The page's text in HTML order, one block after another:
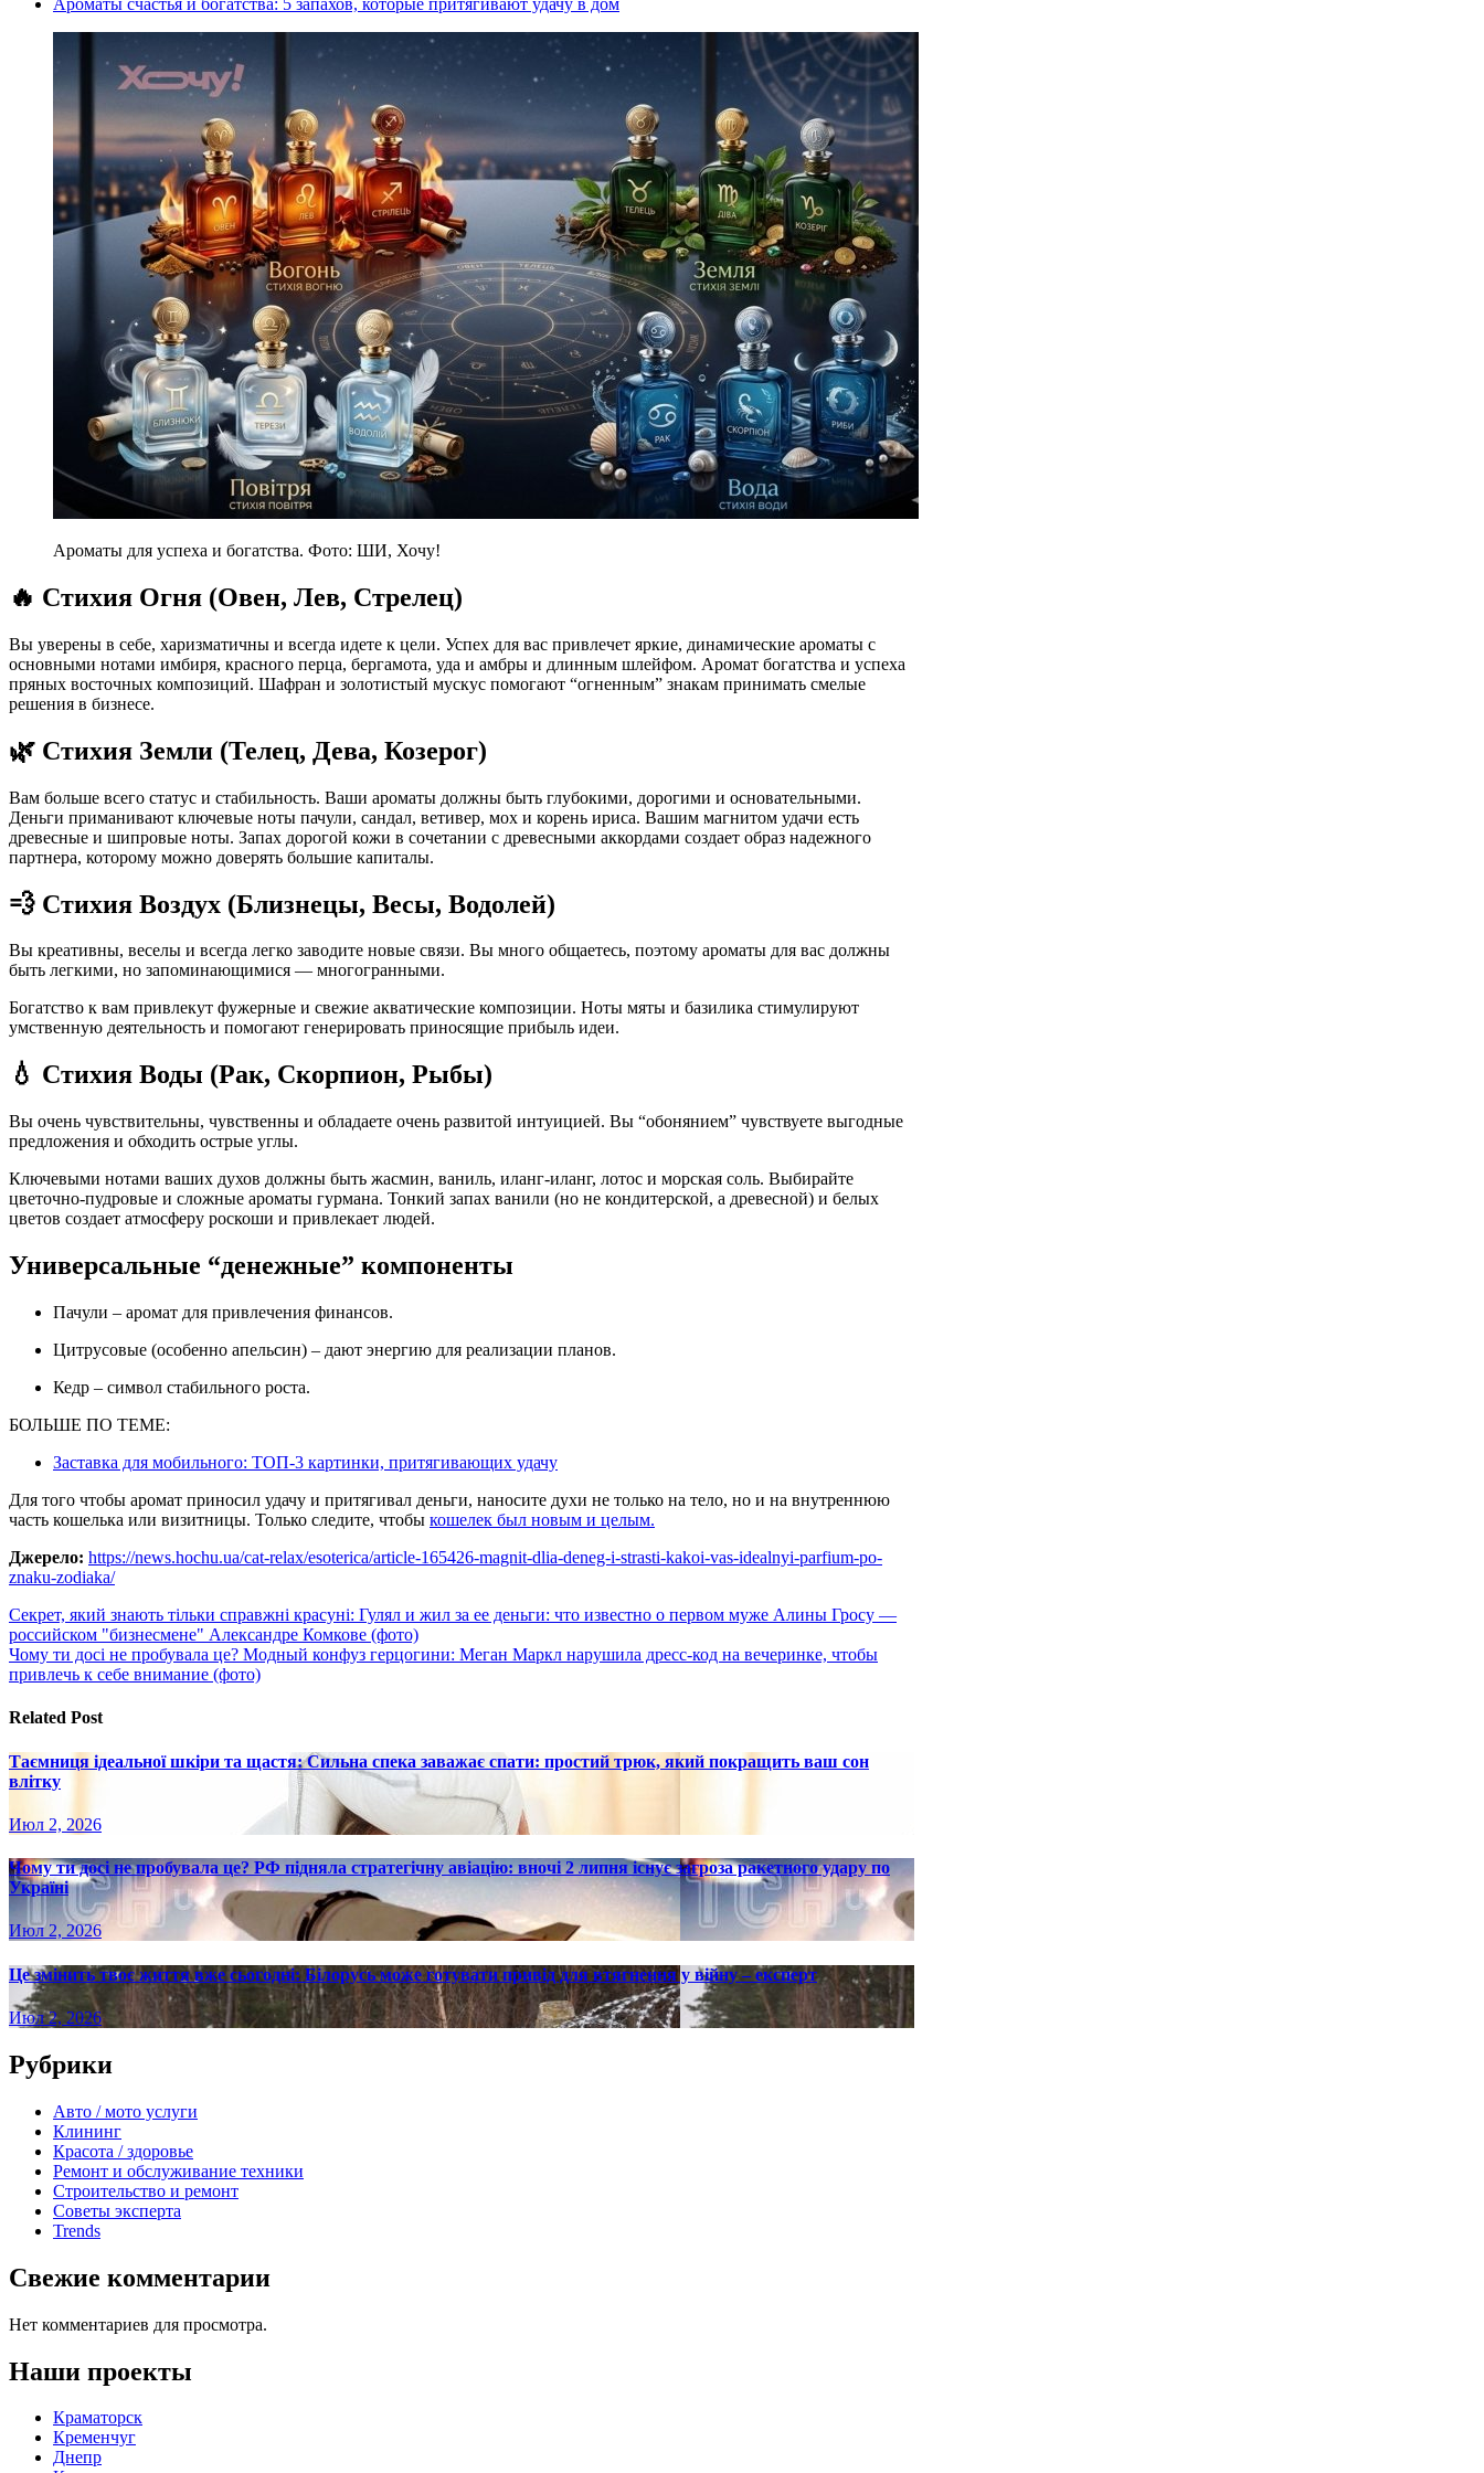
Ароматы счастья и богатства: 5 запахов, которые притягивают удачу в дом
Ароматы для успеха и богатства. Фото: ШИ, Хочу!
🔥 Стихия Огня (Овен, Лев, Стрелец)
Вы уверены в себе, харизматичны и всегда идете к цели. Успех для вас привлечет яркие, динамические ароматы с
основными нотами имбиря, красного перца, бергамота, уда и амбры и длинным шлейфом. Аромат богатства и успеха
пряных восточных композиций. Шафран и золотистый мускус помогают “огненным” знакам принимать смелые
решения в бизнесе.
🌿 Стихия Земли (Телец, Дева, Козерог)
Вам больше всего статус и стабильность. Ваши ароматы должны быть глубокими, дорогими и основательными.
Деньги приманивают ключевые ноты пачули, сандал, ветивер, мох и корень ириса. Вашим магнитом удачи есть
древесные и шипровые ноты. Запах дорогой кожи в сочетании с древесными аккордами создает образ надежного
партнера, которому можно доверять большие капиталы.
💨 Стихия Воздух (Близнецы, Весы, Водолей)
Вы креативны, веселы и всегда легко заводите новые связи. Вы много общаетесь, поэтому ароматы для вас должны
быть легкими, но запоминающимися — многогранными.
Богатство к вам привлекут фужерные и свежие акватические композиции. Ноты мяты и базилика стимулируют
умственную деятельность и помогают генерировать приносящие прибыль идеи.
💧 Стихия Воды (Рак, Скорпион, Рыбы)
Вы очень чувствительны, чувственны и обладаете очень развитой интуицией. Вы “обонянием” чувствуете выгодные
предложения и обходить острые углы.
Ключевыми нотами ваших духов должны быть жасмин, ваниль, иланг-иланг, лотос и морская соль. Выбирайте
цветочно-пудровые и сложные ароматы гурмана. Тонкий запах ванили (но не кондитерской, а древесной) и белых
цветов создает атмосферу роскоши и привлекает людей.
Универсальные “денежные” компоненты
Пачули – аромат для привлечения финансов.
Цитрусовые (особенно апельсин) – дают энергию для реализации планов.
Кедр – символ стабильного роста.
БОЛЬШЕ ПО ТЕМЕ:
Заставка для мобильного: ТОП-3 картинки, притягивающих удачу
Для того чтобы аромат приносил удачу и притягивал деньги, наносите духи не только на тело, но и на внутреннюю
часть кошелька или визитницы. Только следите, чтобы кошелек был новым и целым.
Джерело: https://news.hochu.ua/cat-relax/esoterica/article-165426-magnit-dlia-deneg-i-strasti-kakoi-vas-idealnyi-parfium-po-
znaku-zodiaka/
Навигация
по
записям
Секрет, який знають тільки справжні красуні: Гулял и жил за ее деньги: что известно о первом муже Алины Гросу —
российском "бизнесмене" Александре Комкове (фото)
Чому ти досі не пробувала це? Модный конфуз герцогини: Меган Маркл нарушила дресс-код на вечеринке, чтобы
привлечь к себе внимание (фото)
Related Post
Таємниця ідеальної шкіри та щастя: Сильна спека заважає спати: простий трюк, який покращить ваш сон
влітку
Июл 2, 2026
Чому ти досі не пробувала це? РФ підняла стратегічну авіацію: вночі 2 липня існує загроза ракетного удару по
Україні
Июл 2, 2026
Це змінить твоє життя вже сьогодні: Білорусь може готувати привід для втягнення у війну – експерт
Июл 2, 2026
Рубрики
Авто / мото услуги
Клининг
Красота / здоровье
Ремонт и обслуживание техники
Строительство и ремонт
Советы эксперта
Trends
Свежие комментарии
Нет комментариев для просмотра.
Наши проекты
Краматорск
Кременчуг
Днепр